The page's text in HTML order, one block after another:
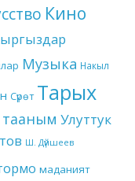
Кино
Музыка Накыл
Сүрөт Тарых
тааным Улуттук
Ш. Дүйшеев
маданият